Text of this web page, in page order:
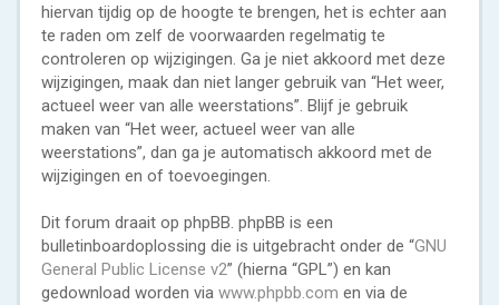
hiervan tijdig op de hoogte te brengen, het is echter aan
te raden om zelf de voorwaarden regelmatig te
controleren op wijzigingen. Ga je niet akkoord met deze
wijzigingen, maak dan niet langer gebruik van “Het weer,
actueel weer van alle weerstations”. Blijf je gebruik
maken van “Het weer, actueel weer van alle
weerstations”, dan ga je automatisch akkoord met de
wijzigingen en of toevoegingen.
Dit forum draait op phpBB. phpBB is een
bulletinboardoplossing die is uitgebracht onder de “GNU
General Public License v2” (hierna “GPL”) en kan
gedownload worden via www.phpbb.com en via de